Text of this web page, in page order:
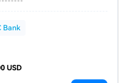
Bank
USD